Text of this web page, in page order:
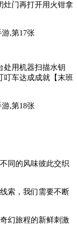
灶门再打开用火钳拿
处用机器扫描水钥
叮车达成成就【末班
同的风味彼此交织
索，我们需要不断
幻旅程的新鲜刺激